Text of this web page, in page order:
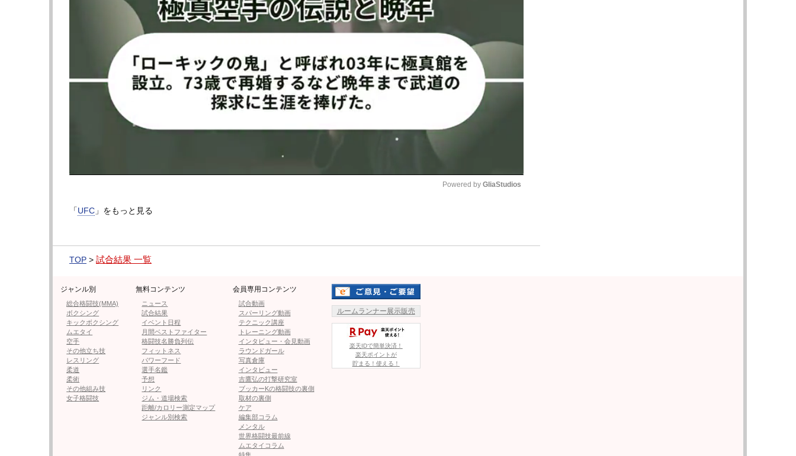
ダウン！@MMAUNCENSORED1 そのままTKO負け＠UFC Español
動画1】プロハースカ、フック一撃で大逆転KO負けの瞬間！
この投稿をInstagramで見る
UFC Español(@ufcespanol)がシェアした投稿
【動画2】プロハースカがパンチで殴り合えとアピール
Powered by GliaStudios
「UFC 」をもっと見る
TOP > 試合結果 一覧
ジャンル別
総合格闘技(MMA)
ボクシング
キックボクシング
ムエタイ
空手
その他立ち技
レスリング
柔道
柔術
その他組み技
女子格闘技
無料コンテンツ
ニュース
試合結果
イベント日程
月間ベストファイター
格闘技名勝負列伝
フィットネス
パワーフード
選手名鑑
予想
リンク
ジム・道場検索
距離/カロリー測定マップ
ジャンル別検索
会員専用コンテンツ
試合動画
スパーリング動画
テクニック講座
トレーニング動画
インタビュー・会見動画
ラウンドガール
写真倉庫
インタビュー
吉鷹弘の打撃研究室
ブッカーKの格闘技の裏側
取材の裏側
ケア
編集部コラム
メンタル
世界格闘技最前線
ムエタイコラム
ルームランナー展示販売
楽天IDで簡単決済！
楽天ポイントが
貯まる！使える！